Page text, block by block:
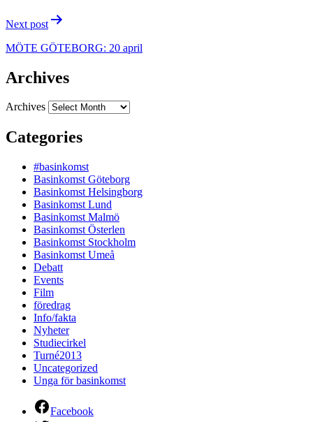
Next post
MÖTE GÖTEBORG: 20 april
Archives
Archives
Categories
#basinkomst
Basinkomst Göteborg
Basinkomst Helsingborg
Basinkomst Lund
Basinkomst Malmö
Basinkomst Österlen
Basinkomst Stockholm
Basinkomst Umeå
Debatt
Events
Film
föredrag
Info/fakta
Nyheter
Studiecirkel
Turné2013
Uncategorized
Unga för basinkomst
Facebook